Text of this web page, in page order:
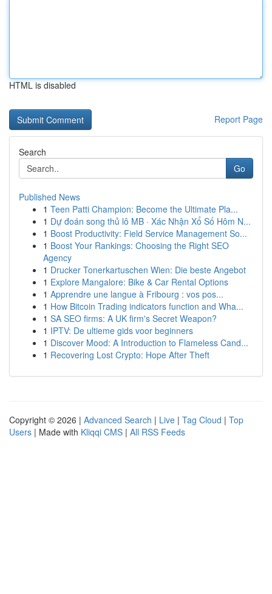
HTML is disabled
Report Page
Search
Go
Published News
1 Teen Patti Champion: Become the Ultimate Pla...
1 Dự đoán song thủ lô MB · Xác Nhận Xổ Số Hôm N...
1 Boost Productivity: Field Service Management So...
1 Boost Your Rankings: Choosing the Right SEO
Agency
1 Drucker Tonerkartuschen Wien: Die beste Angebot
1 Explore Mangalore: Bike & Car Rental Options
1 Apprendre une langue à Fribourg : vos pos...
1 How Bitcoin Trading indicators function and Wha...
1 SA SEO firms: A UK firm's Secret Weapon?
1 IPTV: De ultieme gids voor beginners
1 Discover Mood: A Introduction to Flameless Cand...
1 Recovering Lost Crypto: Hope After Theft
Copyright © 2026 | Advanced Search | Live | Tag Cloud | Top
Users | Made with Kliqqi CMS | All RSS Feeds